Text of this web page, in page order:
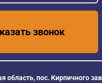
звонок
область, пос. Кирпичного